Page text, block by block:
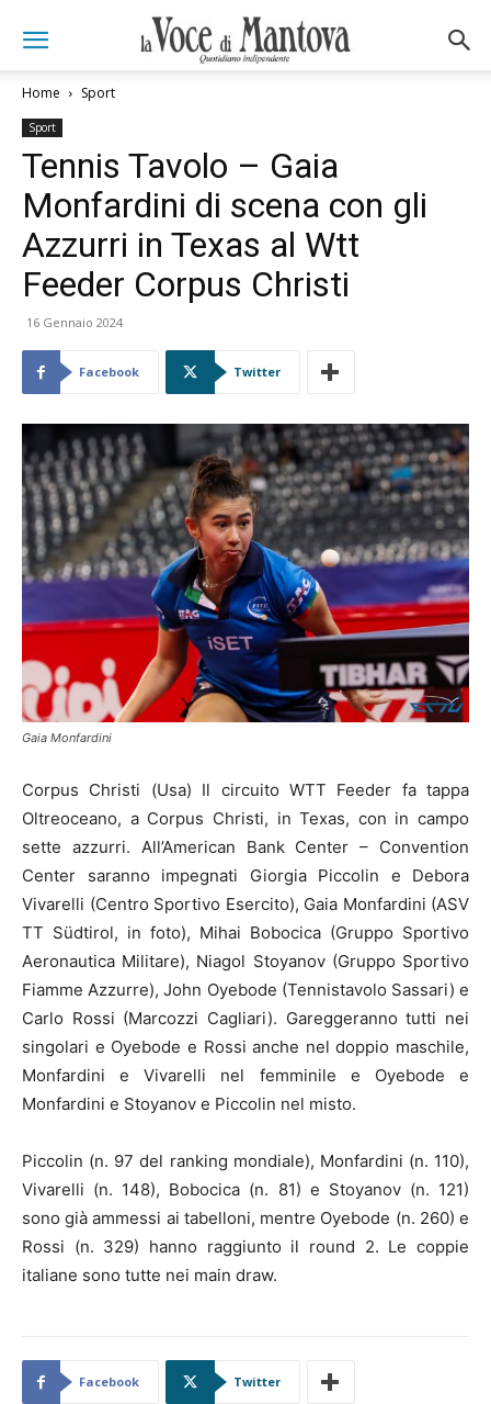
Home Sport
Sport
Tennis Tavolo – Gaia
Monfardini di scena con gli
Azzurri in Texas al Wtt
Feeder Corpus Christi
16 Gennaio 2024
Facebook Twitter
Gaia Monfardini
Corpus Christi (Usa) Il circuito WTT Feeder fa tappa
Oltreoceano, a Corpus Christi, in Texas, con in campo
sette azzurri. All’American Bank Center – Convention
Center saranno impegnati Giorgia Piccolin e Debora
Vivarelli (Centro Sportivo Esercito), Gaia Monfardini (ASV
TT Südtirol, in foto), Mihai Bobocica (Gruppo Sportivo
Aeronautica Militare), Niagol Stoyanov (Gruppo Sportivo
Fiamme Azzurre), John Oyebode (Tennistavolo Sassari) e
Carlo Rossi (Marcozzi Cagliari). Gareggeranno tutti nei
singolari e Oyebode e Rossi anche nel doppio maschile,
Monfardini e Vivarelli nel femminile e Oyebode e
Monfardini e Stoyanov e Piccolin nel misto.
Piccolin (n. 97 del ranking mondiale), Monfardini (n. 110),
Vivarelli (n. 148), Bobocica (n. 81) e Stoyanov (n. 121)
sono già ammessi ai tabelloni, mentre Oyebode (n. 260) e
Rossi (n. 329) hanno raggiunto il round 2. Le coppie
italiane sono tutte nei main draw.
Facebook Twitter